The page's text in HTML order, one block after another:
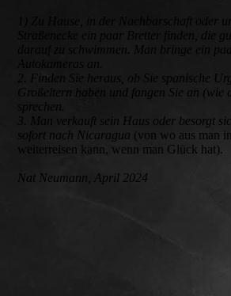
1) Zu Hause, in der Nachbarschaft oder
Straßenecke ein paar Bretter finden, die
darauf zu schwimmen. Man bringe ein
Autokameras an.
2. Finden Sie heraus, ob Sie spanische
Großeltern haben und fangen Sie an (wie
sprechen.
3. Man verkauft sein Haus oder besorgt
sofort nach Nicaragua (von wo aus man
weiterreisen kann, wenn man Glück hat).
Nat Neumann, April 2024